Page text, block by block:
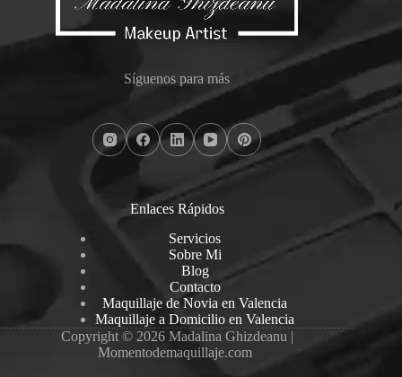
Síguenos para más
Enlaces Rápidos
Servicios
Sobre Mi
Blog
Contacto
Maquillaje de Novia en Valencia
Maquillaje a Domicilio en Valencia
Copyright © 2026 Madalina Ghizdeanu |
Momentodemaquillaje.com